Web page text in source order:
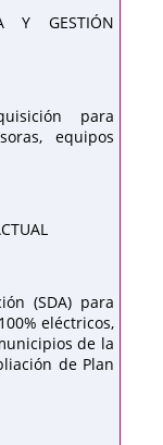
Y GESTIÓN
para
equipos
(SDA) para
eléctricos,
de la
de Plan